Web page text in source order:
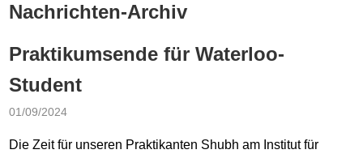
Nachrichten-Archiv
Praktikumsende für Waterloo-
Student
01/09/2024
Die Zeit für unseren Praktikanten Shubh am Institut für